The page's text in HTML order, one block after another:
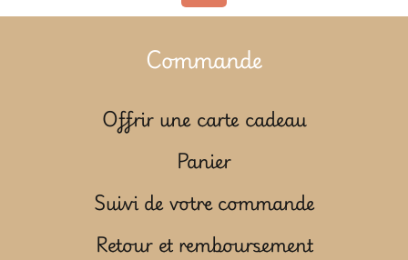
Commande
Offrir une carte cadeau
Panier
Suivi de votre commande
Retour et remboursement